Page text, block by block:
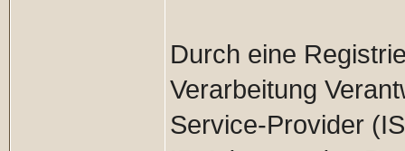
Durch eine
Verarbeitung
Service-Provider